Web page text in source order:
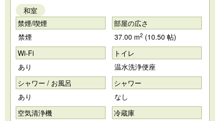
和室
禁煙/喫煙
禁煙
部屋の広さ
37.00 m2(10.50 帖)
Wi-Fi
あり
トイレ
温水洗浄便座
シャワー / お風呂
あり
シャワー
なし
空気清浄機
冷蔵庫